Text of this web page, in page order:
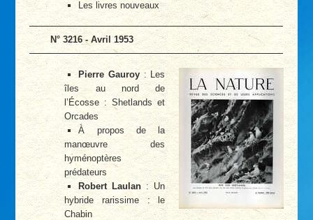
Les livres nouveaux
N° 3216 - Avril 1953
Pierre Gauroy: Les
îles au nord de
l’Écosse : Shetlands et
Orcades
À propos de la
manœuvre des
hyménoptères
prédateurs
Robert Laulan : Un
hybride rarissime : le
Chabin